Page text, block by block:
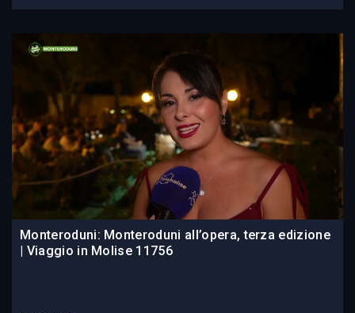
Monteroduni: Monteroduni all’opera, terza edizione
| Viaggio in Molise 11756